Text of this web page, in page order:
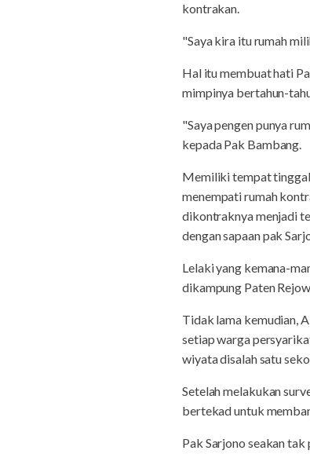
kontrakan.
"Saya kira itu rumah
Hal itu membuat hati
mimpinya bertahun-
"Saya pengen punya
kepada Pak Bambang.
Memiliki tempat tinggal
menempati rumah
dikontraknya menjadi
dengan sapaan pak
Lelaki yang kemana-
dikampung Paten
Tidak lama kemudian,
setiap warga
wiyata disalah satu
Setelah melakukan
bertekad untuk
Pak Sarjono seakan